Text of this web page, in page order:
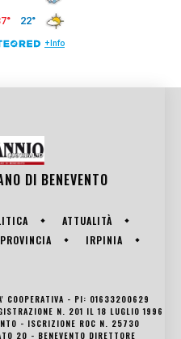
DI BENEVENTO
ATTUALITÀ
PROVINCIA
IRPINIA
COOPERATIVA - PI: 01633200629
N. 201 IL 18 LUGLIO 1996
- ISCRIZIONE ROC N. 25730
20 - BENEVENTO DIRETTORE